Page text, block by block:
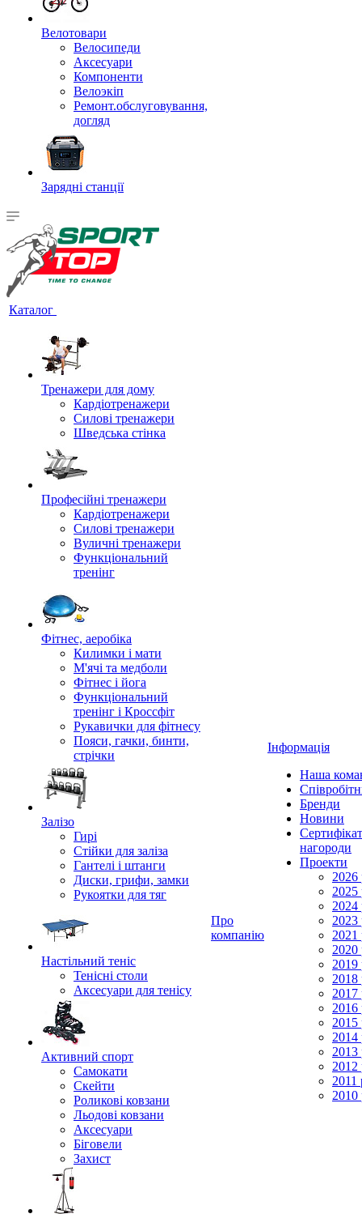
Велотовари
Велосипеди
Аксесуари
Компоненти
Велоэкіп
Ремонт.обслуговування,
догляд
Зарядні станції
Каталог
Тренажери для дому
Кардіотренажери
Силові тренажери
Шведська стінка
Професійні тренажери
Кардіотренажери
Силові тренажери
Вуличні тренажери
Функціональний
тренінг
Фітнес, аеробіка
Килимки і мати
М'ячі та медболи
Фітнес і йога
Функціональний
тренінг і Кроссфіт
Рукавички для фітнесу
Пояси, гачки, бинти,
стрічки
Залізо
Гирі
Стійки для заліза
Гантелі і штанги
Диски, грифи, замки
Рукоятки для тяг
Настільний теніс
Тенісні столи
Аксесуари для тенісу
Активний спорт
Самокати
Скейти
Роликові ковзани
Льодові ковзани
Аксесуари
Біговели
Захист
Про
компанію
Інформація
Наша
Бренди
Новини
нагороди
Проекти
2026
2025
2024
2023
2021
2020
2019
2018
2017
2016
2015
2014
2013
2012
2011
2010